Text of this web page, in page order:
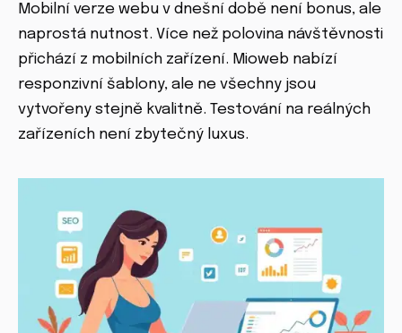
Mobilní verze webu v dnešní době není bonus, ale
naprostá nutnost. Více než polovina návštěvnosti
přichází z mobilních zařízení. Mioweb nabízí
responzivní šablony, ale ne všechny jsou
vytvořeny stejně kvalitně. Testování na reálných
zařízeních není zbytečný luxus.